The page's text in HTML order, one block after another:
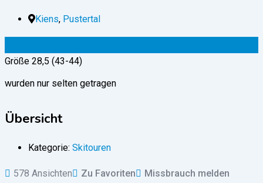
Kiens, Pustertal
Größe 28,5 (43-44)
wurden nur selten getragen
Übersicht
Kategorie: Skitouren
578 Ansichten Zu Favoriten Missbrauch melden